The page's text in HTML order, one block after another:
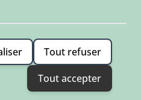
Stöckl GmbH.
Politique de confidentialité
Tout refuser
Tout accepter